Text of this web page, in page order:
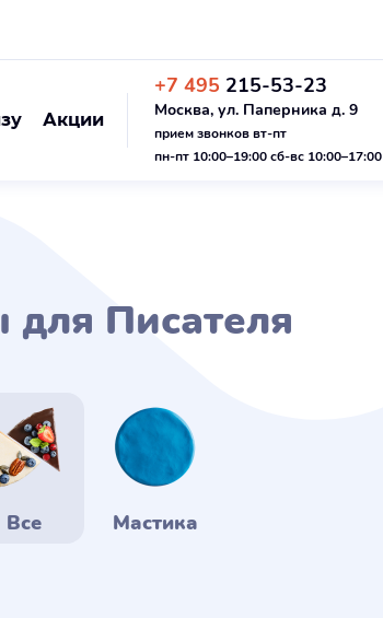
Акции
+7 495 215-53-23
Москва, ул. Паперника д. 9
прием звонков вт-пт
пн-пт 10:00–19:00 сб-вс 10:00–17:00
для Писателя
Все Мастика